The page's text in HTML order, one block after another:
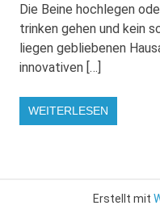
Die Beine hochlegen
trinken gehen und kein
liegen gebliebenen
innovativen […]
WEITERLESEN
Erstellt mit